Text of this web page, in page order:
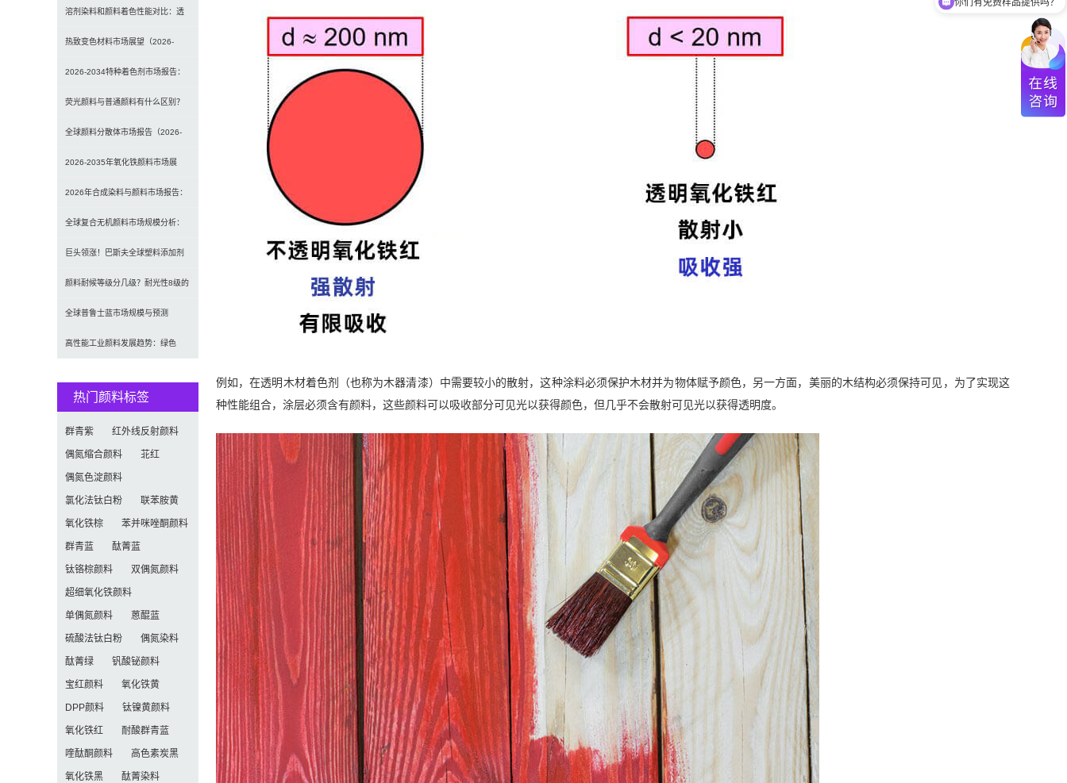
例如，在透明木材着色剂（也称为木器清漆）中需要较小的散射，这种涂料必须保护木材并为物体赋予颜色，另一方面，美丽的木结构必须保持可见，为了实现这
种性能组合，涂层必须含有颜料，这些颜料可以吸收部分可见光以获得颜色，但几乎不会散射可见光以获得透明度。
理、性能与应用全面对比
溶剂染料和颜料着色性能对比：透
明性、耐候性与应用选择全解析
热致变色材料市场展望（2026-
2034）：2034年将达336亿美元，
亚太份额超四成
2026-2034特种着色剂市场报告：
规模、份额、趋势及预测
荧光颜料与普通颜料有什么区别？
发光原理、性能对比及应用解析
全球颜料分散体市场报告（2026-
2033）：无机颜料主导，涂料为最
大应用
2026-2035年氧化铁颜料市场展
望：全球规模将达41亿美元，建筑
行业领跑
2026年合成染料与颜料市场报告：
规模、趋势及2030年增长预测
（CAGR 7.1%）
全球复合无机颜料市场规模分析：
2035年达5.39亿美元，建筑与涂料
需求推动增长
巨头领涨！巴斯夫全球塑料添加剂
涨价20% 原材料成本推高行业价格
颜料耐候等级分几级？耐光性8级的
定义及耐候性测试标准解析
全球普鲁士蓝市场规模与预测
（2026-2034）：按类型、形式、
高性能工业颜料发展趋势：绿色
热门颜料标签
群青紫 红外线反射颜料
偶氮缩合颜料 苝红
偶氮色淀颜料
氯化法钛白粉 联苯胺黄
氧化铁棕 苯并咪唑酮颜料
群青蓝 酞菁蓝
钛铬棕颜料 双偶氮颜料
超细氧化铁颜料
单偶氮颜料 蒽醌蓝
硫酸法钛白粉 偶氮染料
酞菁绿 钒酸铋颜料
宝红颜料 氧化铁黄
DPP颜料 钛镍黄颜料
氧化铁红 耐酸群青蓝
喹酞酮颜料 高色素炭黑
氧化铁黑 酞菁染料
你们可以提供配色服务吗？